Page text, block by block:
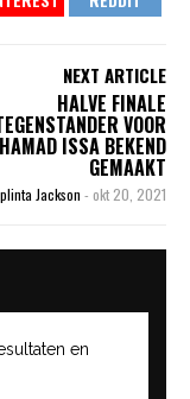
NEXT ARTICLE
HALVE FINALE
VOOR
ISSA BEKEND
GEMAAKT
Jackson - okt 20, 2021
en